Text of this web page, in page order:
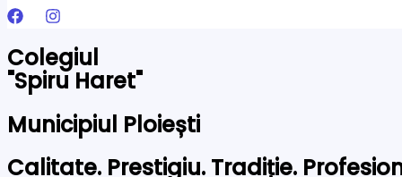
Colegiul
"Spiru Haret"
Municipiul Ploiești
Calitate. Prestigiu. Tradiție.